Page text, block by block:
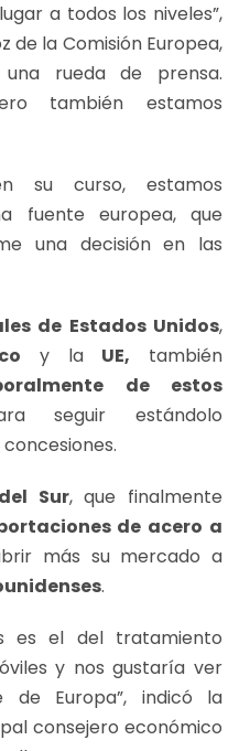
a todos los niveles”,
de la Comisión Europea,
una rueda de prensa.
también estamos
su curso, estamos
fuente europea, que
una decisión en las
de Estados Unidos,
y la UE, también
de estos
seguir estándolo
Sur, que finalmente
de acero a
más su mercado a
.
es el del tratamiento
y nos gustaría ver
de Europa”, indicó la
consejero económico